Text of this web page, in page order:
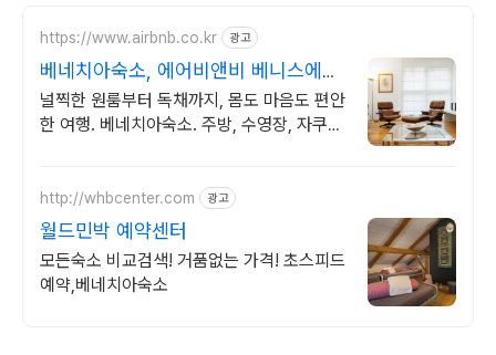
https://www.airbnb.co.kr 광고
베네치아숙소, 에어비앤비 베니스에서
살아보기
널찍한 원룸부터 독채까지, 몸도 마음도 편안
한 여행. 베네치아숙소. 주방, 수영장, 자쿠
http://whbcenter.com 광고
월드민박 예약센터
모든숙소 비교검색! 거품없는 가격! 초스피드
예약,베네치아숙소